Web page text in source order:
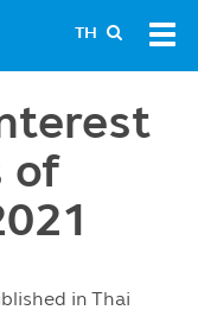
TH
of
in Thai